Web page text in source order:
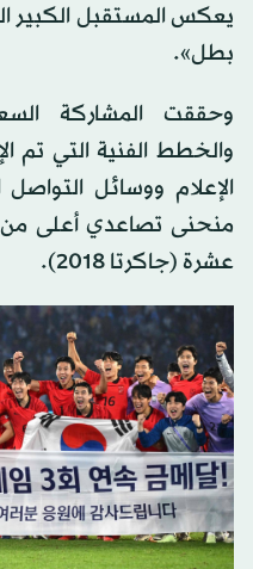
يعكس المستقبل الكبير
بطل».
وحققت المشاركة
والخطط الفنية التي تم
الإعلام ووسائل
منحنى تصاعدي أعلى من
عشرة (جاكرتا 2018).